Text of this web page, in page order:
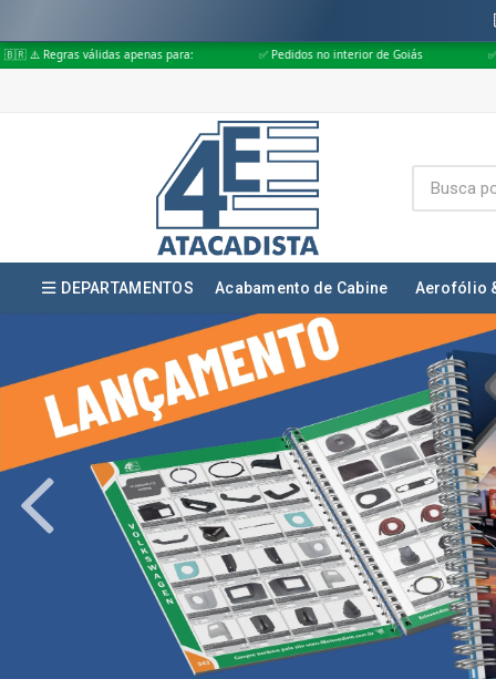
✅ Pedidos no interior de Goiás ✅ Pedidos aprovados até às 18h
DEPARTAMENTOS Acabamento de Cabine Aerofólio